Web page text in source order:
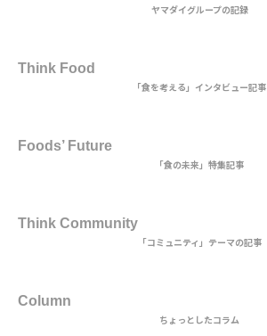
ヤマダイグループの記録
Think Food
「食を考える」インタビュー記事
Foods’ Future
「食の未来」特集記事
Think Community
「コミュニティ」テーマの記事
Column
ちょっとしたコラム